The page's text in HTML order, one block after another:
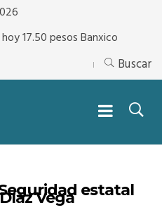
17.50 pesos Banxico
Buscar
estatal
Vega